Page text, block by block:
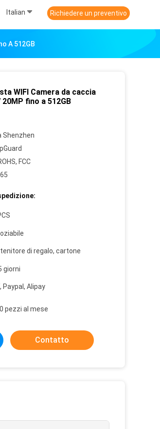
Italian Richiedere un preventivo
A 512GB
WIFI Camera da caccia
fino a 512GB
Shenzhen
FCC
di regalo, cartone
giorni
Paypal, Alipay
pezzi al mese
Contatto